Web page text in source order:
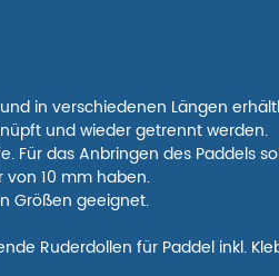
in verschiedenen Längen
und wieder getrennt werden.
das Anbringen des Paddels
10 mm haben.
Größen geeignet.
Ruderdollen für Paddel inkl.